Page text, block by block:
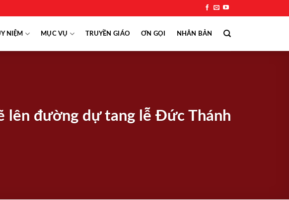
NIỆM MỤC VỤ TRUYỀN GIÁO ƠN GỌI NHÂN BẢN
lên đường dự tang lễ Đức Thánh